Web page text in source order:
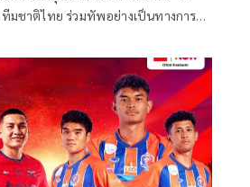
มชาติไทย ร่วมทัพอย่างเป็นทางการ